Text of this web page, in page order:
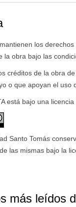
los
la obra bajo las
créditos de la obra
o que apoyan el uso
está bajo una
Santo Tomás
las mismas bajo la
más leídos